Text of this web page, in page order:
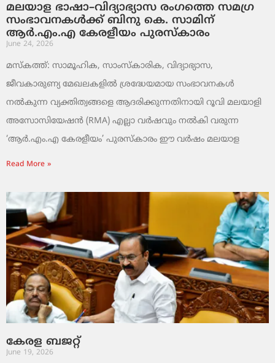
മലയാള ഭാഷാ–വിദ്യാഭ്യാസ രംഗത്തെ സമഗ്ര
സംഭാവനകൾക്ക് ബിനു കെ. സാമിന്
ആർ.എം.എ കേരളീയം പുരസ്‌കാരം
June 24, 2026
മസ്കത്ത്: സാമൂഹിക, സാംസ്‌കാരിക, വിദ്യാഭ്യാസ,
ജീവകാരുണ്യ മേഖലകളിൽ ശ്രദ്ധേയമായ സംഭാവനകൾ
നൽകുന്ന വ്യക്തിത്വങ്ങളെ ആദരിക്കുന്നതിനായി റൂവി മലയാളി
അസോസിയേഷൻ (RMA) എല്ലാ വർഷവും നൽകി വരുന്ന
‘ആർ.എം.എ കേരളീയം’ പുരസ്‌കാരം ഈ വർഷം മലയാള
Read More »
കേരള ബജറ്റ്
June 19, 2026